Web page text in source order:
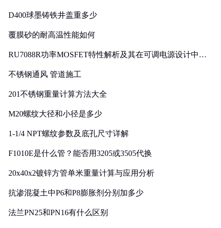
D400球墨铸铁井盖重多少
覆膜砂的耐高温性能如何
RU7088R功率MOSFET特性解析及其在可调电源设计中的
不锈钢通风 管道施工
201不锈钢重量计算方法大全
M20螺纹大径和小径是多少
1-1/4 NPT螺纹参数及底孔尺寸详解
F1010E是什么管？能否用3205或3505代换
20x40x2镀锌方管单米重量计算与应用分析
抗渗混凝土中P6和P8膨胀剂分别加多少
法兰PN25和PN16有什么区别